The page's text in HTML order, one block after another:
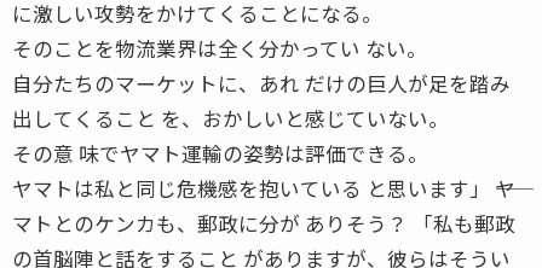
に激しい攻勢をかけてくることになる。
そのことを物流業界は全く分かってい ない。
自分たちのマーケットに、あれ だけの巨人が足を踏み
出してくること を、おかしいと感じていない。
その意 味でヤマト運輸の姿勢は評価できる。
ヤマトは私と同じ危機感を抱いている と思います」 ――ヤ
マトとのケンカも、郵政に分が ありそう？ 「私も郵政
の首脳陣と話をすること がありますが、彼らはそうい